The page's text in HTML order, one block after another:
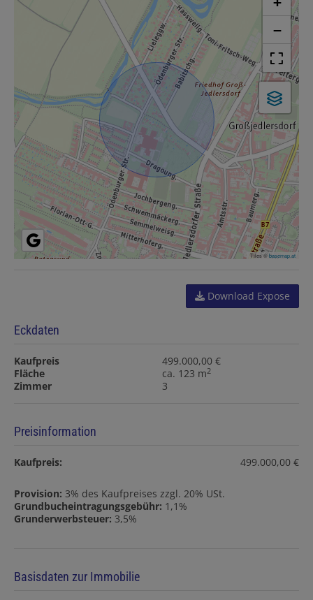
−
Tiles ©basemap.at
Download Expose
Eckdaten
Kaufpreis
499.000,00 €
Fläche
ca. 123 m2
Zimmer 3
Preisinformation
Kaufpreis: 499.000,00 €
Provision: 3% des Kaufpreises zzgl. 20% USt.
Grundbucheintragungsgebühr: 1,1%
Grunderwerbsteuer: 3,5%
Basisdaten zur Immobilie